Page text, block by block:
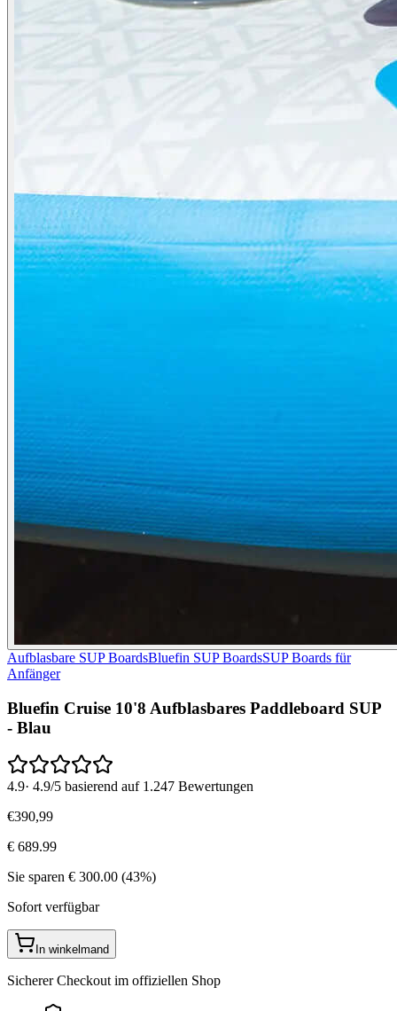
Aufblasbare SUP BoardsBluefin SUP BoardsSUP Boards für
Anfänger
Bluefin Cruise 10'8 Aufblasbares Paddleboard SUP
- Blau
4.9· 4.9/5 basierend auf 1.247 Bewertungen
€390,99
€ 689.99
Sie sparen € 300.00 (43%)
Sofort verfügbar
In winkelmand
Sicherer Checkout im offiziellen Shop